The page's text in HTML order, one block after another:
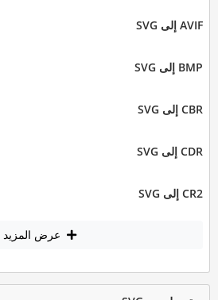
AVIF إلى SVG
BMP إلى SVG
CBR إلى SVG
CDR إلى SVG
CR2 إلى SVG
عرض المزيد